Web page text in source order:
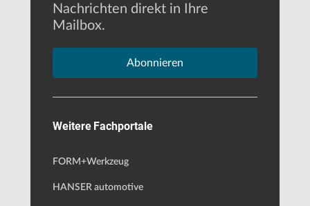
Nachrichten direkt in Ihre
Mailbox.
Abonnieren
Weitere Fachportale
FORM+Werkzeug
HANSER automotive